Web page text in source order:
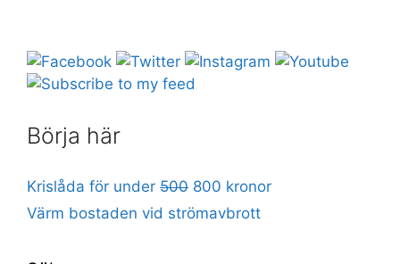
Börja här
Krislåda för under 500 800 kronor
Värm bostaden vid strömavbrott